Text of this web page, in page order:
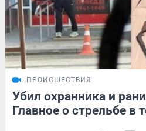
ПРОИСШЕСТВИЯ
Убил охранника и
Главное о стрельбе в